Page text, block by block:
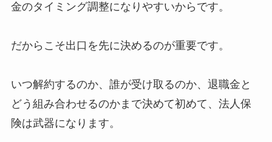
金のタイミング調整になりやすいからです。
だからこそ出口を先に決めるのが重要です。
いつ解約するのか、誰が受け取るのか、退職金と
どう組み合わせるのかまで決めて初めて、法人保
険は武器になります。